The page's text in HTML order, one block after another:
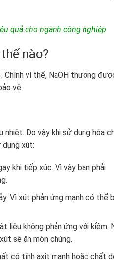
quả cho ngành công nghiệp
nào?
Chính vì thế, NaOH thường
vệ.
nhiệt. Do vậy khi sử dụng hóa
dụng xút:
khi tiếp xúc. Vì vậy bạn phải
Vì xút phản ứng mạnh có thể
liệu không phản ứng với kiềm.
sẽ ăn mòn chúng.
có tính axit mạnh hoặc chất